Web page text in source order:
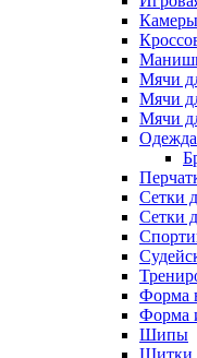
Камеры
Мячи
Мячи
Мячи
Одежда
Сетки
Сетки
Форма
Форма
Шипы
Щитки